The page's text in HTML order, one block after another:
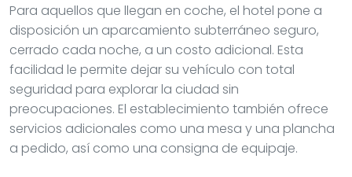
Para aquellos que llegan en coche, el hotel pone a
disposición un aparcamiento subterráneo seguro,
cerrado cada noche, a un costo adicional. Esta
facilidad le permite dejar su vehículo con total
seguridad para explorar la ciudad sin
preocupaciones. El establecimiento también ofrece
servicios adicionales como una mesa y una plancha
a pedido, así como una consigna de equipaje.